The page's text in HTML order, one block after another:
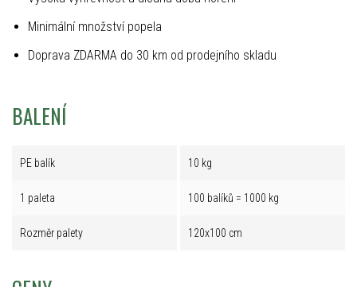
Minimální množství popela
Doprava ZDARMA do 30 km od prodejního skladu
BALENÍ
PE balík 10 kg
1 paleta 100 balíků = 1000 kg
Rozměr palety 120x100 cm